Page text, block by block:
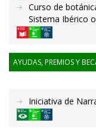
Curso de
Sistema Ibérico
AYUDAS, PREMIOS Y
Iniciativa de